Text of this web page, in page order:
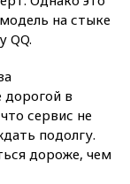
на стыке
QQ.
дорогой в
сервис не
подолгу.
дороже, чем